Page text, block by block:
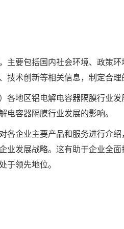
主要包括国内社会环境、政策
术创新等相关信息，制定合理
各地区铝电解电容器隔膜行业
容器隔膜行业发展的影响。
各企业主要产品和服务进行介
发展战略。这有助于企业全
领先地位。